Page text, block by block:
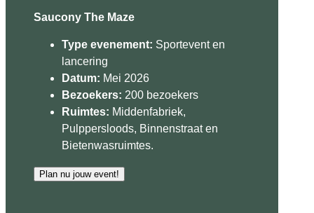
Saucony The Maze
Type evenement: Sportevent en
lancering
Datum: Mei 2026
Bezoekers: 200 bezoekers
Ruimtes: Middenfabriek,
Pulppersloods, Binnenstraat en
Bietenwasruimtes.
Plan nu jouw event!